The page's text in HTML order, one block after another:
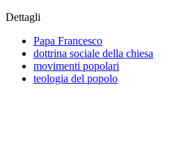
Dettagli
Papa Francesco
dottrina sociale della chiesa
movimenti popolari
teologia del popolo